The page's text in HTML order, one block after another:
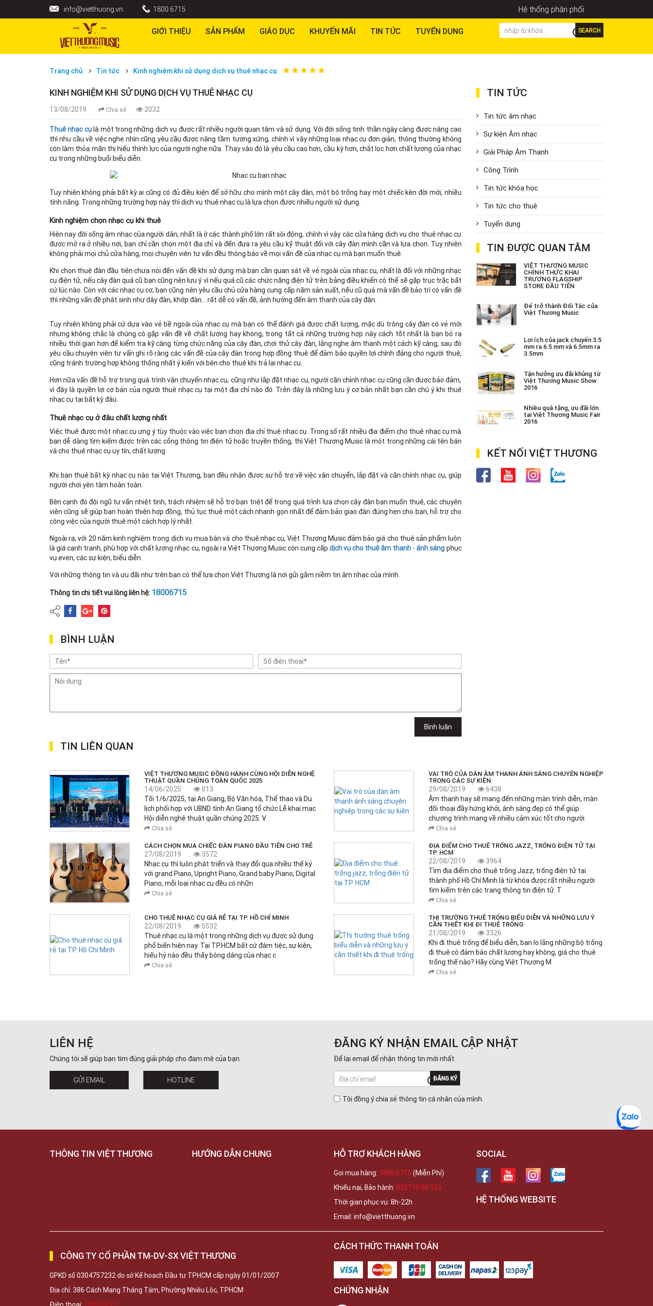
info@vietthuong.vn 1800 6715 Hệ thống phân phối
GIỚI THIỆU SẢN PHẨM GIÁO DỤC KHUYẾN MÃI TIN TỨC TUYỂN DỤNG SEARCH
Trang chủ Tin tức Kinh nghiệm khi sử dụng dịch vụ thuê nhạc cụ
KINH NGHIỆM KHI SỬ DỤNG DỊCH VỤ THUÊ NHẠC CỤ
13/08/2019 Chia sẻ 2032
Thuê nhạc cụlà một trong những dịch vụ được rất nhiều người quan tâm và sử dụng. Với đời sống tinh thần ngày càng được nâng cao
thì nhu cầu về việc nghe nhìn cũng yêu cầu được nâng tầm tương xứng, chính vì vậy những loại nhạc cụ đơn giản, thông thường không
còn làm thỏa mãn thị hiếu thính lực của người nghe nữa. Thay vào đó là yêu cầu cao hơn, cầu kỳ hơn, chắt lọc hơn chất lượng của nhạc
cụ trong những buổi biểu diễn.
Tuy nhiên không phải bất kỳ ai cũng có đủ điều kiện để sở hữu cho mình một cây đàn, một bộ trống hay một chiếc kèn đời mới, nhiều
tính năng. Trong những trường hợp này thì dịch vụ thuê nhạc cụ là lựa chọn được nhiều người sử dụng.
Kinh nghiệm chọn nhạc cụ khi thuê
Hiện nay đời sống âm nhạc của người dân, nhất là ở các thành phố lớn rất sôi động, chính vì vậy các cửa hàng dịch vụ cho thuê nhạc cụ
được mở ra ở nhiều nơi, bạn chỉ cần chọn một địa chỉ và đến đưa ra yêu cầu kỹ thuật đối với cây đàn mình cần và lựa chọn. Tuy nhiên
không phải mọi chủ cửa hàng, mọi chuyên viên tư vấn đều thông báo về mọi vấn đề của nhạc cụ mà bạn muốn thuê.
Khi chọn thuê đàn đầu tiên chưa nói đến vấn đề khi sử dụng mà bạn cần quan sát về vẻ ngoài của nhạc cụ, nhất là đối với những nhạc
cụ điện tử, nếu cây đàn quá cũ bạn cũng nên lưu ý vì nếu quá cũ các chức năng điện tử trên bảng điều khiển có thể sẽ gặp trục trặc bất
cứ lúc nào. Còn với các nhạc cụ cơ, bạn cũng nên yêu cầu chủ cửa hàng cung cấp năm sản xuất, nếu cũ quá mà vấn đề bảo trì có vấn đề
thì những vấn đề phát sinh như dây đàn, khớp đàn… rất dễ có vấn đề, ảnh hưởng đến âm thanh của cây đàn.
Tuy nhiên không phải cứ dựa vào vẻ bề ngoài của nhạc cụ mà bạn có thể đánh giá được chất lượng, mặc dù trông cây đàn có vẻ mới
nhưng không chắc là chúng có gặp vấn đề về chất lượng hay không, trong tất cả những trường hợp này cách tốt nhất là bạn bỏ ra
nhiều thời gian hơn để kiểm tra kỹ càng từng chức năng của cây đàn, chơi thử cây đàn, lắng nghe âm thanh một cách kỹ càng, sau đó
yêu cầu chuyên viên tư vấn ghi rõ ràng các vấn đề của cây đàn trong hợp đồng thuê để đảm bảo quyền lợi chính đáng cho người thuê,
cũng tránh trường hợp không thống nhất ý kiến với bên cho thuê khi trả lại nhạc cụ.
Hơn nữa vấn đề hỗ trợ trong quá trình vận chuyển nhạc cụ, cũng như lắp đặt nhạc cụ, người căn chỉnh nhạc cụ cũng cần được bảo đảm,
vì đây là quyền lợi cơ bản của người thuê nhạc cụ tại một địa chỉ nào đó. Trên đây là những lưu ý cơ bản nhất bạn cần chú ý khi thuê
nhạc cụ tại bất kỳ đâu.
Thuê nhạc cụ ở đâu chất lượng nhất
Việc thuê được một nhạc cụ ưng ý tùy thuộc vào việc bạn chọn địa chỉ thuê nhạc cụ. Trong số rất nhiều địa điểm cho thuê nhạc cụ mà
bạn dễ dàng tìm kiếm được trên các cổng thông tin điện tử hoặc truyền thống, thì Việt Thương Music là một trong những cái tên bán
và cho thuê nhạc cụ uy tín, chất lượng.
Khi bạn thuê bất kỳ nhạc cụ nào tại Việt Thương, bạn đều nhận được sự hỗ trợ về việc vận chuyển, lắp đặt và căn chỉnh nhạc cụ, giúp
người chơi yên tâm hoàn toàn.
Bên cạnh đó đội ngũ tư vấn nhiệt tình, trách nhiệm sẽ hỗ trợ bạn triệt để trong quá trình lựa chọn cây đàn bạn muốn thuê, các chuyên
viên cũng sẽ giúp bạn hoàn thiện hợp đồng, thủ tục thuê một cách nhanh gọn nhất để đảm bảo giao đàn đúng hẹn cho bạn, hỗ trợ cho
công việc của người thuê một cách hợp lý nhất.
Ngoài ra, với 20 năm kinh nghiệm trong dịch vụ mua bán và cho thuê nhạc cụ, Việt Thương Music đảm bảo giá cho thuê sản phẩm luôn
là giá cạnh tranh, phù hợp với chất lượng nhạc cụ, ngoài ra Việt Thương Music còn cung cấpdịch vụ cho thuê âm thanh - ánh sáng phục
vụ even, các sự kiện, biểu diễn.
Với những thông tin và ưu đãi như trên bạn có thể lựa chọn Việt Thương là nơi gửi gắm niềm tin âm nhạc của mình.
Thông tin chi tiết vui lòng liên hệ: 18006715
BÌNH LUẬN
Bình luận
TIN TỨC
Tin tức âm nhạc
Sự kiện Âm nhạc
Giải Pháp Âm Thanh
Công Trình
Tin tức khóa học
Tin tức cho thuê
Tuyển dụng
TIN ĐƯỢC QUAN TÂM
VIỆT THƯƠNG MUSIC
CHÍNH THỨC KHAI
TRƯƠNG FLAGSHIP
STORE ĐẦU TIÊN
Để trở thành Đối Tác của
Việt Thương Music
Lợi ích của jack chuyển 3.5
mm ra 6.5 mm và 6.5mm ra
3.5mm
Tận hưởng ưu đãi khủng từ
Việt Thương Music Show
2016
Nhiều quà tặng, ưu đãi lớn
tại Việt Thương Music Fair
2016
KẾT NỐI VIỆT THƯƠNG
TIN LIÊN QUAN
VIỆT THƯƠNG MUSIC ĐỒNG HÀNH CÙNG HỘI DIỄN NGHỆ
THUẬT QUẦN CHÚNG TOÀN QUỐC 2025
14/06/2025
813
Tối 1/6/2025, tại An Giang, Bộ Văn hóa, Thể thao và Du
lịch phối hợp với UBND tỉnh An Giang tổ chức Lễ khai mạc
Hội diễn nghệ thuật quần chúng 2025. V
Chia sẻ
VAI TRÒ CỦA DÀN ÂM THANH ÁNH SÁNG CHUYÊN NGHIỆP
TRONG CÁC SỰ KIỆN
29/08/2019
6438
Âm thanh hay sẽ mang đến những màn trình diễn, màn
đối thoại đầy hứng khởi, ánh sáng đẹp có thể giúp
chương trình mang về nhiều cảm xúc tốt cho người
Chia sẻ
CÁCH CHỌN MUA CHIẾC ĐÀN PIANO ĐẦU TIÊN CHO TRẺ
27/08/2019
3572
Nhạc cụ thì luôn phát triển và thay đổi qua nhiều thế kỷ
với grand Piano, Upright Piano, Grand baby Piano, Digital
Piano, mỗi loại nhạc cụ đều có nhữn
Chia sẻ
ĐỊA ĐIỂM CHO THUÊ TRỐNG JAZZ, TRỐNG ĐIỆN TỬ TẠI
TP. HCM
22/08/2019
3964
Tìm địa điểm cho thuê trống Jazz, trống điện tử tại
thành phố Hồ Chí Minh là từ khóa được rất nhiều người
tìm kiếm trên các trang thông tin điện tử. T
Chia sẻ
CHO THUÊ NHẠC CỤ GIÁ RẺ TẠI TP. HỒ CHÍ MINH
22/08/2019
5532
Thuê nhạc cụ là một trong những dịch vụ được sử dụng
phổ biến hiện nay. Tại TP.HCM bất cứ đám tiệc, sự kiện,
hiếu hỷ nào đều thấy bóng dáng của nhạc c
Chia sẻ
THỊ TRƯỜNG THUÊ TRỐNG BIỂU DIỄN VÀ NHỮNG LƯU Ý
CẦN THIẾT KHI ĐI THUÊ TRỐNG
21/08/2019
3326
Khi đi thuê trống để biểu diễn, bạn lo lắng những bộ trống
đi thuê có đảm bảo chất lượng hay không, giá cho thuê
trống thế nào? Hãy cùng Việt Thương M
Chia sẻ
LIÊN HỆ
Chúng tôi sẽ giúp bạn tìm đúng giải pháp cho đam mê của bạn.
GỬI EMAIL HOTLINE
ĐĂNG KÝ NHẬN EMAIL CẬP NHẬT
Để lại email để nhận thông tin mới nhất.
ĐĂNG KÝ
Tôi đồng ý chia sẻ thông tin cá nhân của mình.
THÔNG TIN VIỆT THƯƠNG HƯỚNG DẪN CHUNG HỖ TRỢ KHÁCH HÀNG
Gọi mua hàng: 1800 6715 (Miễn Phí)
Khiếu nại, Bảo hành: 028710 88 333
Thời gian phục vụ: 8h-22h
Email: info@vietthuong.vn
SOCIAL
HỆ THỐNG WEBSITE
CÔNG TY CỔ PHẦN TM-DV-SX VIỆT THƯƠNG
GPKD số 0304757232 do sở Kế hoạch Đầu tư TPHCM cấp ngày 01/01/2007
Địa chỉ: 386 Cách Mạng Tháng Tám, Phường Nhiêu Lộc, TPHCM
CÁCH THỨC THANH TOÁN
CHỨNG NHẬN